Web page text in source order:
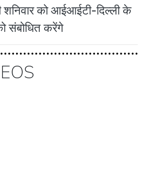
शनिवार को आईआईटी-दिल्ली के
संबोधित करेंगे